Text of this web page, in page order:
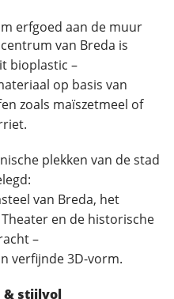
erfgoed aan de muur
van Breda is
bioplastic –
op basis van
zoals maïszetmeel of
plekken van de stad
van Breda, het
en de historische
–
verfijnde 3D-vorm.
& stijlvol